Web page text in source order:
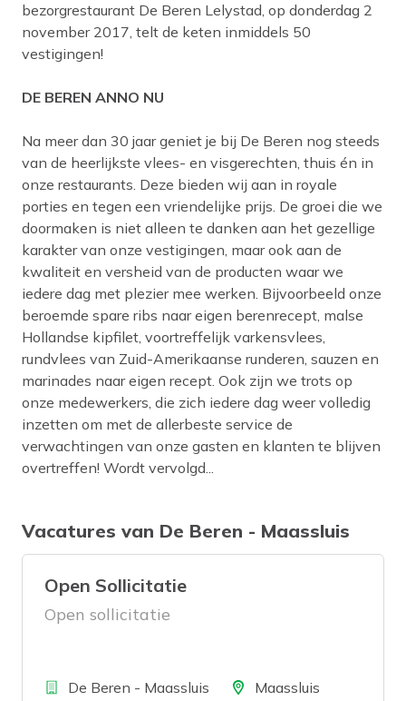
bezorgrestaurant De Beren Lelystad, op donderdag 2
november 2017, telt de keten inmiddels 50
vestigingen!
DE BEREN ANNO NU
Na meer dan 30 jaar geniet je bij De Beren nog steeds
van de heerlijkste vlees- en visgerechten, thuis én in
onze restaurants. Deze bieden wij aan in royale
porties en tegen een vriendelijke prijs. De groei die we
doormaken is niet alleen te danken aan het gezellige
karakter van onze vestigingen, maar ook aan de
kwaliteit en versheid van de producten waar we
iedere dag met plezier mee werken. Bijvoorbeeld onze
beroemde spare ribs naar eigen berenrecept, malse
Hollandse kipfilet, voortreffelijk varkensvlees,
rundvlees van Zuid-Amerikaanse runderen, sauzen en
marinades naar eigen recept. Ook zijn we trots op
onze medewerkers, die zich iedere dag weer volledig
inzetten om met de allerbeste service de
verwachtingen van onze gasten en klanten te blijven
overtreffen! Wordt vervolgd...
Vacatures van De Beren - Maassluis
Open Sollicitatie
Open sollicitatie
BedrijfDe Beren - Maassluis LocatieMaassluis